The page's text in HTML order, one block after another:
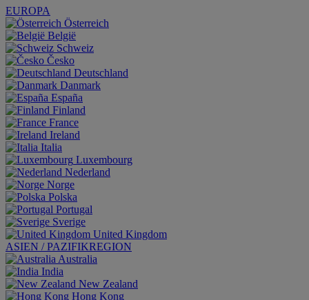
EUROPA
Österreich
België
Schweiz
Česko
Deutschland
Danmark
España
Finland
France
Ireland
Italia
Luxembourg
Nederland
Norge
Polska
Portugal
Sverige
United Kingdom
ASIEN / PAZIFIKREGION
Australia
India
New Zealand
Hong Kong